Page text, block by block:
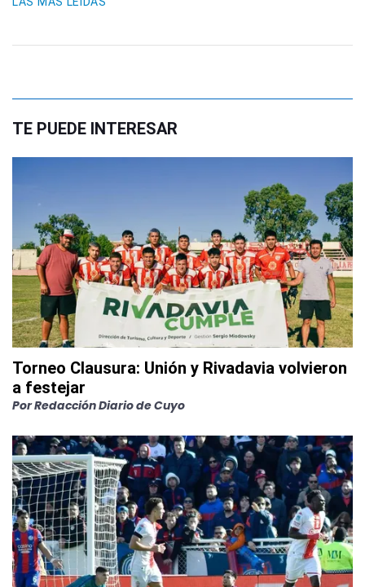
TE PUEDE INTERESAR
Torneo Clausura: Unión y Rivadavia volvieron
a festejar
PorRedacción Diario de Cuyo